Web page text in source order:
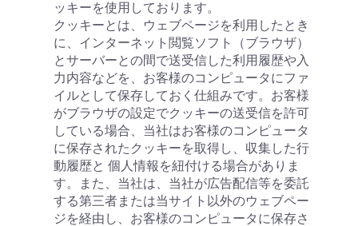
ッキーを使用しております。
クッキーとは、ウェブページを利用したとき
に、インターネット閲覧ソフト（ブラウザ）
とサーバーとの間で送受信した利用履歴や入
力内容などを、お客様のコンピュータにファ
イルとして保存しておく仕組みです。お客様
がブラウザの設定でクッキーの送受信を許可
している場合、当社はお客様のコンピュータ
に保存されたクッキーを取得し、収集した行
動履歴と 個人情報を紐付ける場合がありま
す。また、当社は、当社が広告配信等を委託
する第三者または当サイト以外のウェブペー
ジを経由し、お客様のコンピュータに保存さ